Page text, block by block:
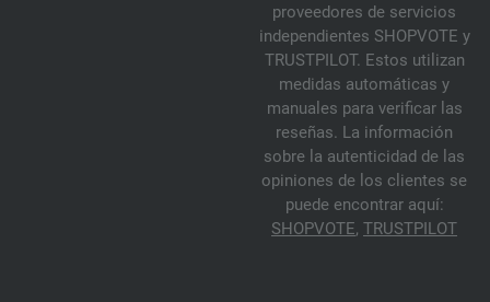
proveedores de servicios
independientes SHOPVOTE y
TRUSTPILOT. Estos utilizan
medidas automáticas y
manuales para verificar las
reseñas. La información
sobre la autenticidad de las
opiniones de los clientes se
puede encontrar aquí:
SHOPVOTE, TRUSTPILOT